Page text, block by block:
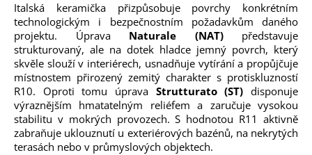
Italská keramička přizpůsobuje povrchy konkrétním
technologickým i bezpečnostním požadavkům daného
projektu. Úprava Naturale (NAT)představuje
strukturovaný, ale na dotek hladce jemný povrch, který
skvěle slouží v interiérech, usnadňuje vytírání a propůjčuje
místnostem přirozený zemitý charakter s protiskluzností
R10. Oproti tomu úprava Strutturato (ST) disponuje
výraznějším hmatatelným reliéfem a zaručuje vysokou
stabilitu v mokrých provozech. S hodnotou R11 aktivně
zabraňuje uklouznutí u exteriérových bazénů, na nekrytých
terasách nebo v průmyslových objektech.